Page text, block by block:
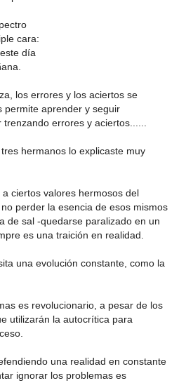
cara:
día
los errores y los aciertos se
permite aprender y seguir
trenzando errores y aciertos......
hermanos lo explicaste muy
ciertos valores hermosos del
perder la esencia de esos mismos
de sal -quedarse paralizado en un
es una traición en realidad.
una evolución constante, como la
es revolucionario, a pesar de los
utilizarán la autocrítica para
una realidad en constante
ignorar los problemas es